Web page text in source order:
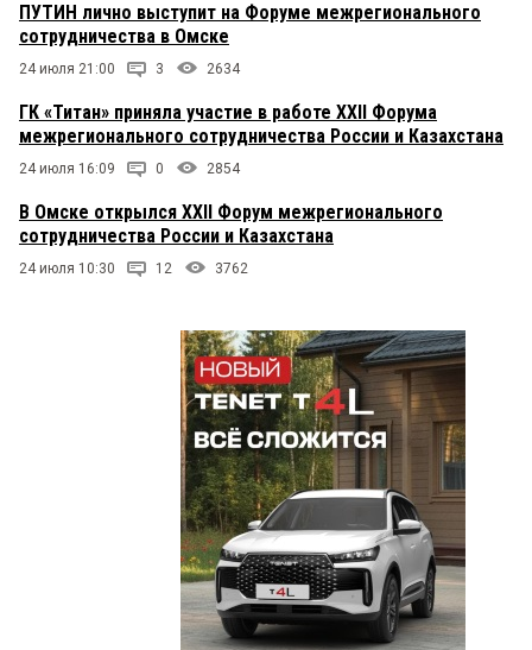
ПУТИН лично выступит на Форуме межрегионального
сотрудничества в Омске
24 июля 21:00 3 2634
ГК «Титан» приняла участие в работе XXII Форума
межрегионального сотрудничества России и Казахстана
24 июля 16:09 0 2854
В Омске открылся XXII Форум межрегионального
сотрудничества России и Казахстана
24 июля 10:30 12 3762